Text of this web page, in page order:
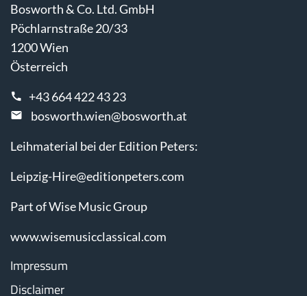
Bosworth & Co. Ltd. GmbH
Pöchlarnstraße 20/33
1200 Wien
Österreich
+43 664 422 43 23
bosworth.wien@bosworth.at
Leihmaterial bei der Edition Peters:
Leipzig-Hire@editionpeters.com
Part of Wise Music Group
www.wisemusicclassical.com
Impressum
Disclaimer